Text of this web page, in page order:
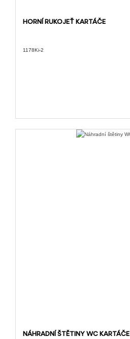
HORNÍ RUKOJEŤ KARTÁČE
1178Ki-2
NÁHRADNÍ ŠTĚTINY WC KARTÁČE